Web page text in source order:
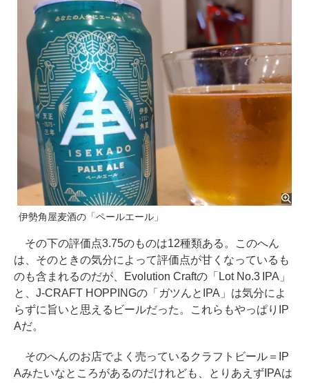
伊勢角屋麦酒の「ペールエール」
その下の評価点3.75のものは12種類ある。このへん
は、そのときの気分によって評価点が甘くなっているも
のも含まれるのだが、Evolution Craftの「Lot No.3 IPA」
と、J-CRAFT HOPPINGの「ガツんとIPA」は気分によ
らずに旨いと思えるビールだった。これらもやっぱりIP
Aだ。
そのへんのお店でよく売っているクラフトビール＝IP
Aみたいなところがあるのだけれども、とりあえずIPAは